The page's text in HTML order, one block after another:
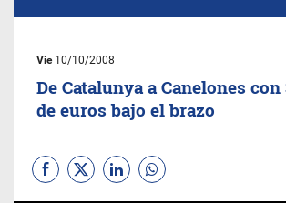
Vie10/10/2008
De Catalunya a Canelones
de euros bajo el brazo